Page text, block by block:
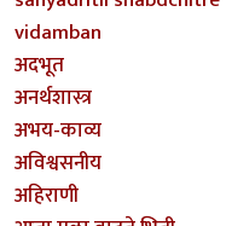
vidamban
अदभूत
अनर्थशास्त्र
अभय-काव्य
अविश्वसनीय
अहिराणी